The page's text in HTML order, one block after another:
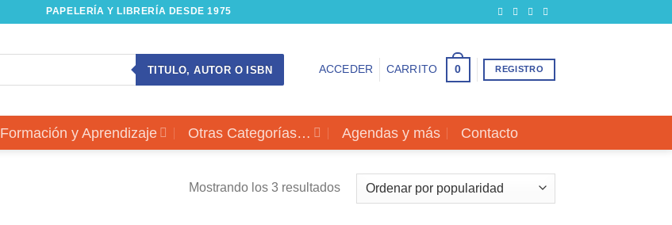
PAPELERÍA Y LIBRERÍA DESDE 1975
TITULO, AUTOR O ISBN ACCEDER CARRITO 0 REGISTRO
Formación y Aprendizaje Otras Categorías… Agendas y más Contacto
Mostrando los 3 resultadosOrdenado
por